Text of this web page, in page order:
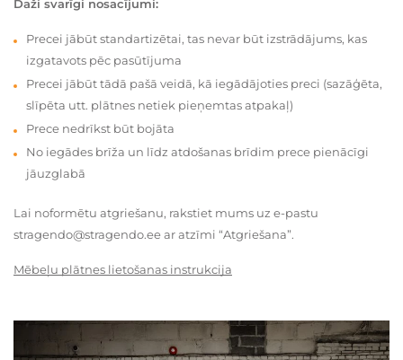
Daži svarīgi nosacījumi:
Precei jābūt standartizētai, tas nevar būt izstrādājums, kas
izgatavots pēc pasūtījuma
Precei jābūt tādā pašā veidā, kā iegādājoties preci (sazāģēta,
slīpēta utt. plātnes netiek pieņemtas atpakaļ)
Prece nedrīkst būt bojāta
No iegādes brīža un līdz atdošanas brīdim prece pienācīgi
jāuzglabā
Lai noformētu atgriešanu, rakstiet mums uz e-pastu
stragendo@stragendo.ee ar atzīmi “Atgriešana”.
Mēbeļu plātnes lietošanas instrukcija